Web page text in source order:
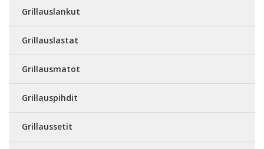
Grillauslankut
Grillauslastat
Grillausmatot
Grillauspihdit
Grillaussetit